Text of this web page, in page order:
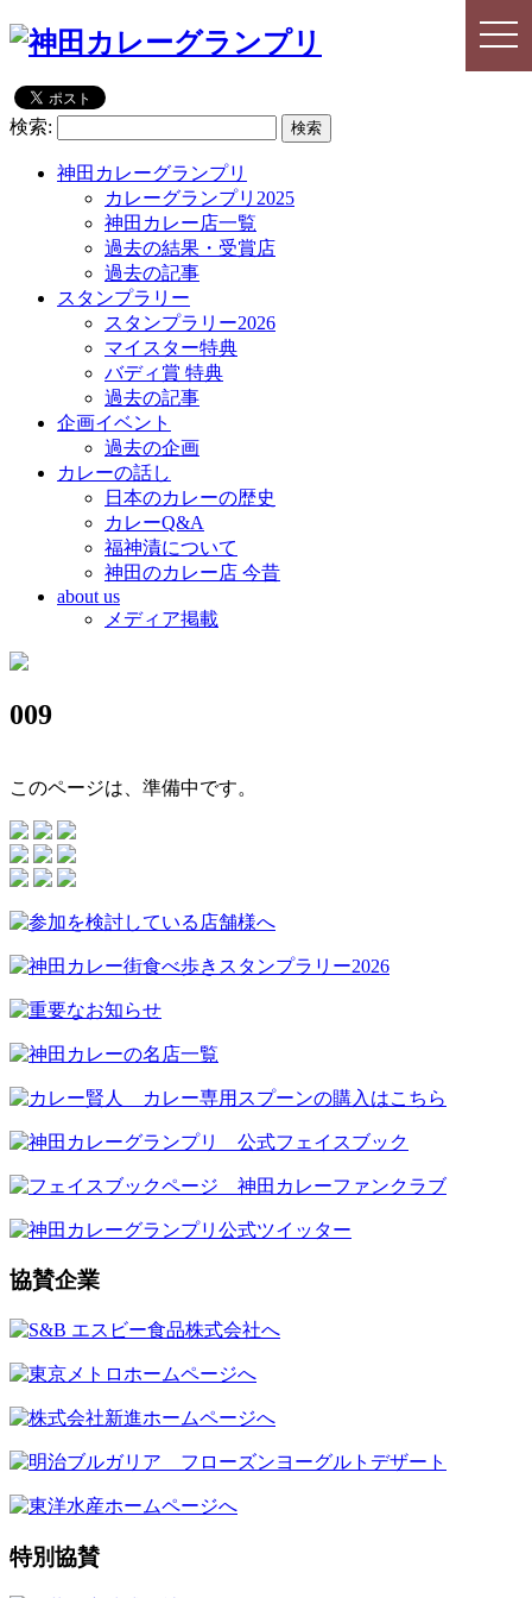
検索:
神田カレーグランプリ
カレーグランプリ2025
神田カレー店一覧
過去の結果・受賞店
過去の記事
スタンプラリー
スタンプラリー2026
マイスター特典
バディ賞 特典
過去の記事
企画イベント
過去の企画
カレーの話し
日本のカレーの歴史
カレーQ&A
福神漬について
神田のカレー店 今昔
about us
メディア掲載
009
このページは、準備中です。
協賛企業
特別協賛